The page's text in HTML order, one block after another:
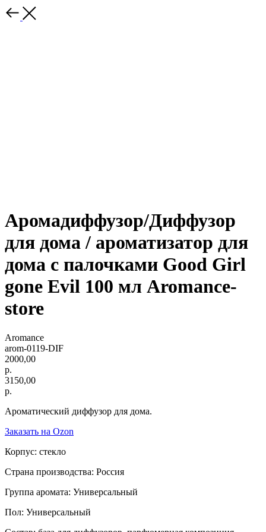
Аромадиффузор/Диффузор
для дома / ароматизатор для
дома с палочками Good Girl
gone Evil 100 мл Aromance-
store
Aromance
arom-0119-DIF
2000,00
р.
3150,00
р.
Ароматический диффузор для дома.
Заказать на Ozon
Корпус: стекло
Страна производства: Россия
Группа аромата: Универсальный
Пол: Универсальный